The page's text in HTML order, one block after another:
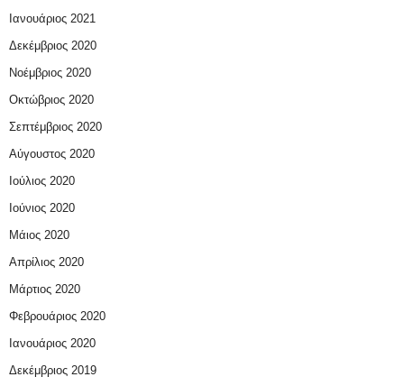
Ιανουάριος 2021
Δεκέμβριος 2020
Νοέμβριος 2020
Οκτώβριος 2020
Σεπτέμβριος 2020
Αύγουστος 2020
Ιούλιος 2020
Ιούνιος 2020
Μάιος 2020
Απρίλιος 2020
Μάρτιος 2020
Φεβρουάριος 2020
Ιανουάριος 2020
Δεκέμβριος 2019